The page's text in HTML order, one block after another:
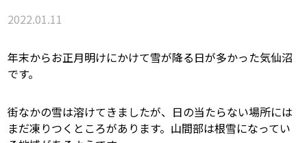
2022.01.11
年末からお正月明けにかけて雪が降る日が多かった気仙沼
です。
街なかの雪は溶けてきましたが、日の当たらない場所には
まだ凍りつくところがあります。山間部は根雪になってい